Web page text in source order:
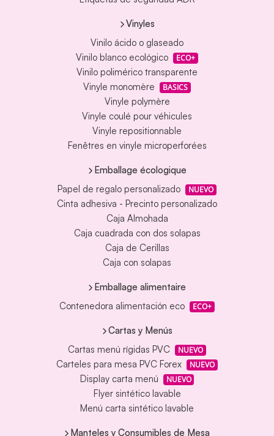
Vinyles
Vinilo ácido o glaseado
Vinilo blanco ecológico
ECO+
Vinilo polimérico transparente
Vinyle monomère
BASICS
Vinyle polymère
Vinyle coulé pour véhicules
Vinyle repositionnable
Fenêtres en vinyle microperforées
Emballage écologique
Papel de regalo personalizado
NUEVO
Cinta adhesiva - Precinto personalizado
Caja Almohada
Caja cuadrada con dos solapas
Caja de Cerillas
Caja con solapas
Emballage alimentaire
Contenedora alimentación eco
ECO+
Cartas y Menús
Cartas menú rígidas PVC
NUEVO
Carteles para mesa PVC Forex NUEVO
Display carta menú NUEVO
Flyer sintético lavable
Menú carta sintético lavable
Manteles y Consumibles de Mesa